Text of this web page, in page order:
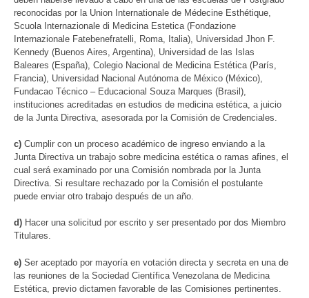
reconocidas por la Union Internationale de Médecine Esthétique,
Scuola Internazionale di Medicina Estetica (Fondazione
Internazionale Fatebenefratelli, Roma, Italia), Universidad Jhon F.
Kennedy (Buenos Aires, Argentina), Universidad de las Islas
Baleares (España), Colegio Nacional de Medicina Estética (París,
Francia), Universidad Nacional Autónoma de México (México),
Fundacao Técnico – Educacional Souza Marques (Brasil),
instituciones acreditadas en estudios de medicina estética, a juicio
de la Junta Directiva, asesorada por la Comisión de Credenciales.
c) Cumplir con un proceso académico de ingreso enviando a la
Junta Directiva un trabajo sobre medicina estética o ramas afines, el
cual será examinado por una Comisión nombrada por la Junta
Directiva. Si resultare rechazado por la Comisión el postulante
puede enviar otro trabajo después de un año.
d) Hacer una solicitud por escrito y ser presentado por dos Miembro
Titulares.
e) Ser aceptado por mayoría en votación directa y secreta en una de
las reuniones de la Sociedad Científica Venezolana de Medicina
Estética, previo dictamen favorable de las Comisiones pertinentes.